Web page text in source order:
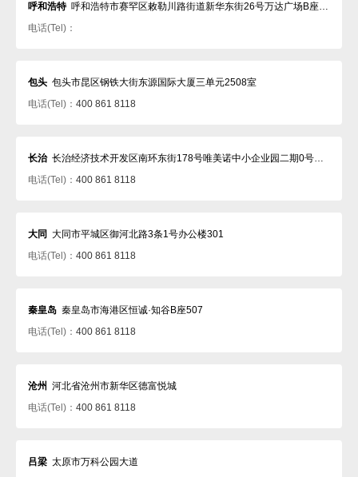
呼和浩特 呼和浩特市赛罕区敕勒川路街道新华东街26号万达广场B座1601
电话(Tel)：
包头 包头市昆区钢铁大街东源国际大厦三单元2508室
电话(Tel)： 400 861 8118
长治 长治经济技术开发区南环东街178号唯美诺中小企业园二期0号楼三层3002室
电话(Tel)： 400 861 8118
大同 大同市平城区御河北路3条1号办公楼301
电话(Tel)： 400 861 8118
秦皇岛 秦皇岛市海港区恒诚·知谷B座507
电话(Tel)： 400 861 8118
沧州 河北省沧州市新华区德富悦城
电话(Tel)： 400 861 8118
吕梁 太原市万科公园大道